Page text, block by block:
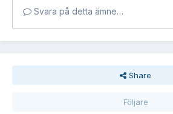
Svara på detta ämne…
Share
Följare